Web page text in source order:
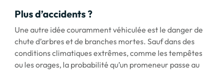
Plus d’accidents ?
Une autre idée couramment véhiculée est le danger de
chute d’arbres et de branches mortes. Sauf dans des
conditions climatiques extrêmes, comme les tempêtes
ou les orages, la probabilité qu’un promeneur passe au